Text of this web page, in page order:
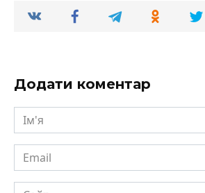
Додати коментар
Ім'я
Email
Сайт